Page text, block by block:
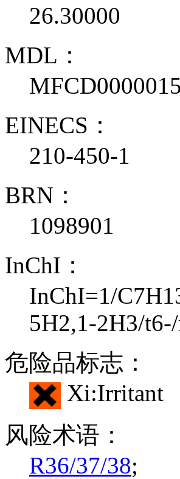
26.30000
MDL：
EINECS：
210-450-1
BRN：
1098901
InChI：
InChI=1/
5H2,1-2H3/t6-/
危险品标志：
Xi:Irritant
风险术语：
R36/37/38;